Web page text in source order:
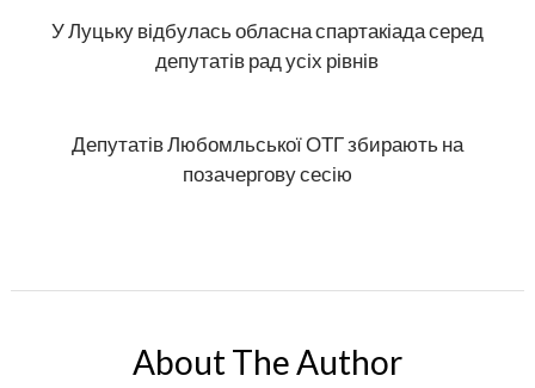
У Луцьку відбулась обласна спартакіада серед
депутатів рад усіх рівнів
Депутатів Любомльської ОТГ збирають на
позачергову сесію
About The Author